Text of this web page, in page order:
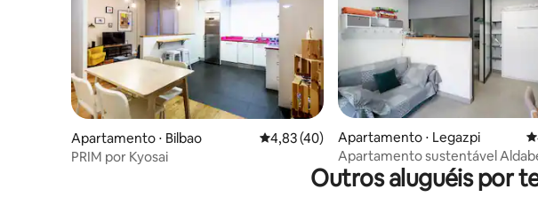
Apartamento ⋅ Bilbao 4,83 de uma avaliação média de 5, 40
4,83 (40)
PRIM por Kyosai
Apartamento ⋅ Legazpi
Apartamento sustentável
Outros aluguéis por